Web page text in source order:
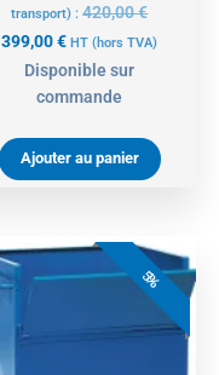
transport) :420,00€
399,00€ HT (hors TVA)
Disponible sur
commande
Ajouter au panier
5%
Le
prix
initial
était :
Le
prix